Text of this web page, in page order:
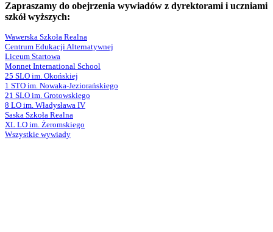
Zapraszamy do obejrzenia wywiadów z dyrektorami i uczniami
szkół wyższych:
Wawerska Szkoła Realna
Centrum Edukacji Alternatywnej
Liceum Startowa
Monnet International School
25 SLO im. Okońskiej
1 STO im. Nowaka-Jeziorańskiego
21 SLO im. Grotowskiego
8 LO im. Władysława IV
Saska Szkoła Realna
XL LO im. Żeromskiego
Wszystkie wywiady